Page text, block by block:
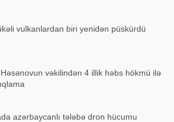
vulkanlardan biri yenidən püskürdü
vəkilindən 4 illik həbs hökmü ilə
azərbaycanlı tələbə dron hücumu